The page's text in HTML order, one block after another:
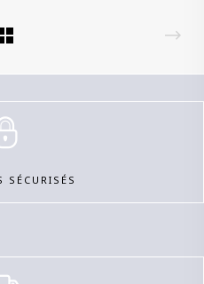
SÉCURISÉS